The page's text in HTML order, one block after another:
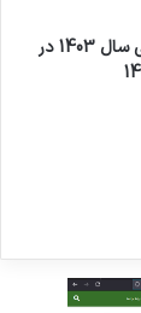
درج آگهی دعوتنامه مجمع عمومی سال 1403 در